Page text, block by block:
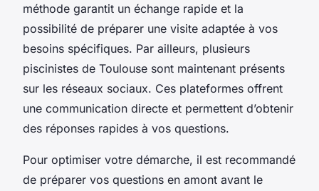
méthode garantit un échange rapide et la
possibilité de préparer une visite adaptée à vos
besoins spécifiques. Par ailleurs, plusieurs
piscinistes de Toulouse sont maintenant présents
sur les réseaux sociaux. Ces plateformes offrent
une communication directe et permettent d’obtenir
des réponses rapides à vos questions.
Pour optimiser votre démarche, il est recommandé
de préparer vos questions en amont avant le